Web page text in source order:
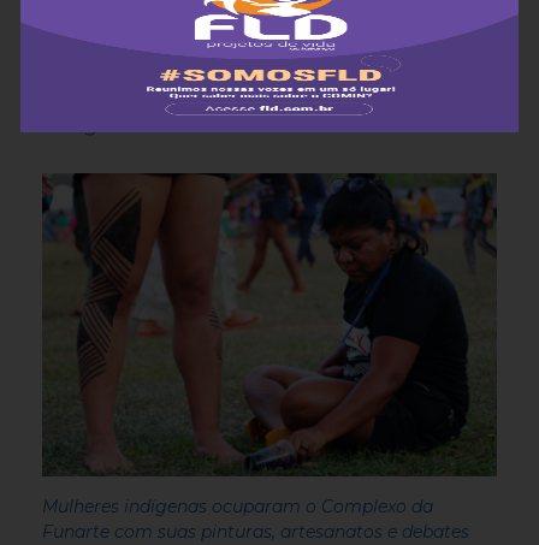
Tribunal das Ancestralidades e o
lançamento da Cartilha de Violência de
Gênero construída pela ANMIGA e IPRI;
além das noites culturais e o I Festival das
Indígenas Mulheres Biomas.
Mulheres indígenas ocuparam o Complexo da
Funarte com suas pinturas, artesanatos e debates